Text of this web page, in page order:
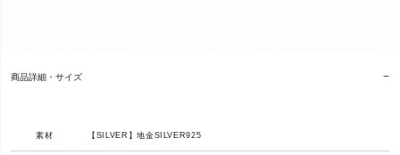
商品詳細・サイズ
素材 【SILVER】地金SILVER925